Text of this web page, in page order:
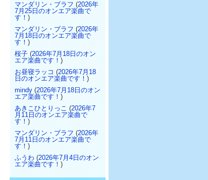
マンダリン・ブラフ (2026年
7月25日のオンエア楽曲で
す！ )
マンダリン・ブラフ (2026年
7月18日のオンエア楽曲で
す！ )
桜子 (2026年7月18日のオン
エア楽曲です！ )
お昼寝ラッコ (2026年7月18
日のオンエア楽曲です！ )
mindy (2026年7月18日のオン
エア楽曲です！ )
あきこひとりっこ (2026年7
月11日のオンエア楽曲で
す！ )
マンダリン・ブラフ (2026年
7月11日のオンエア楽曲で
す！ )
ふうわ (2026年7月4日のオン
エア楽曲です！ )